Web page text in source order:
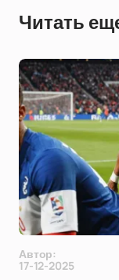
Читать
Автор:
17-12-2025